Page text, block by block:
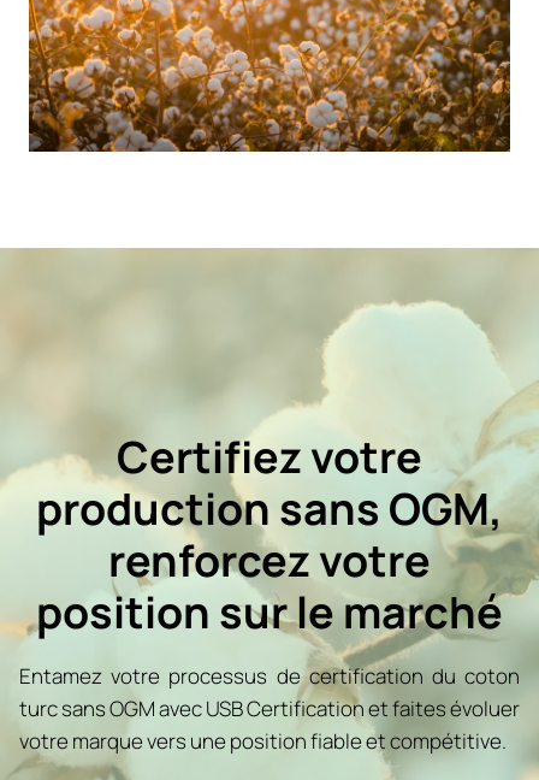
Certifiez votre
production sans OGM,
renforcez votre
position sur le marché
Entamez votre processus de certification du coton
turc sans OGM avec USB Certification et faites évoluer
votre marque vers une position fiable et compétitive.